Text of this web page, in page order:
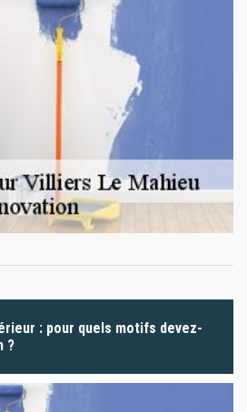
: pour quels motifs devez-
?